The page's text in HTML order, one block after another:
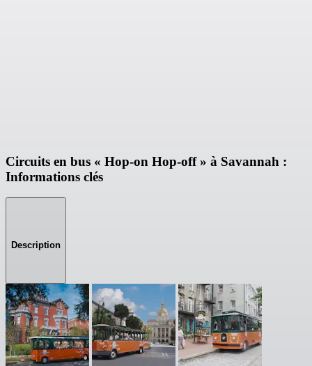
Circuits en bus « Hop-on Hop-off » à Savannah :
Informations clés
Description